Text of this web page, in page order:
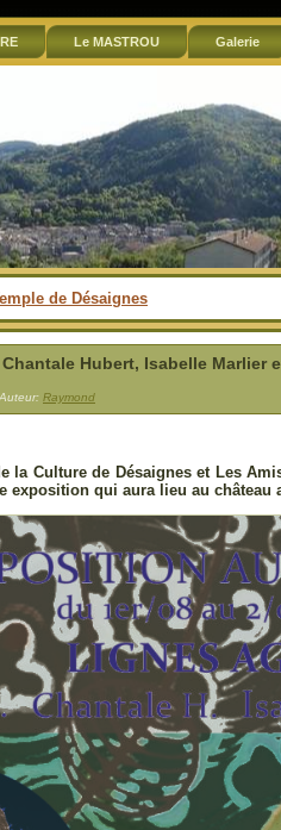
Le MASTROU Galerie
de Désaignes
Hubert, Isabelle Marlier
Auteur: Raymond
la Culture de Désaignes et Les
exposition qui aura lieu au château